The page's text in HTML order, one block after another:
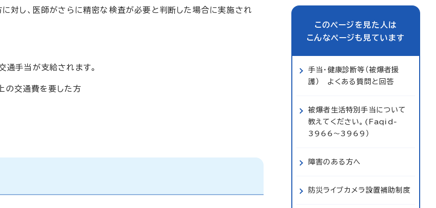
に対し、医師がさらに精密な検査が必要と判断した場合に実施され
通手当が支給されます。
の交通費を要した方
このページを見た人は
こんなページも見ています
手当・健康診断等（被爆者援
護） よくある質問と回答
被爆者生活特別手当について
教えてください。(Faqid-
3966～3969）
障害のある方へ
防災ライブカメラ設置補助制度